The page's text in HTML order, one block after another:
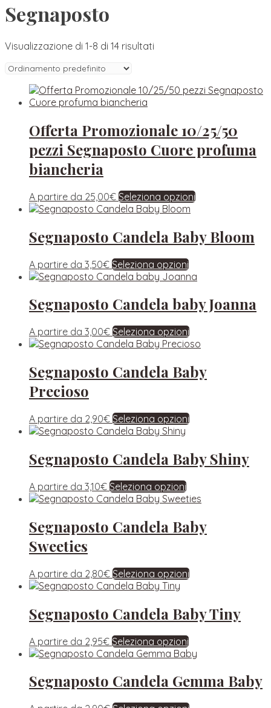
Segnaposto
Visualizzazione di 1-8 di 14 risultati
Offerta Promozionale 10/25/50
pezzi Segnaposto Cuore profuma
biancheria
A partire da 25,00€ Seleziona opzioni
Segnaposto Candela Baby Bloom
A partire da 3,50€ Seleziona opzioni
Segnaposto Candela baby Joanna
A partire da 3,00€ Seleziona opzioni
Segnaposto Candela Baby
Precioso
A partire da 2,90€ Seleziona opzioni
Segnaposto Candela Baby Shiny
A partire da 3,10€ Seleziona opzioni
Segnaposto Candela Baby
Sweeties
A partire da 2,80€ Seleziona opzioni
Segnaposto Candela Baby Tiny
A partire da 2,95€ Seleziona opzioni
Segnaposto Candela Gemma Baby